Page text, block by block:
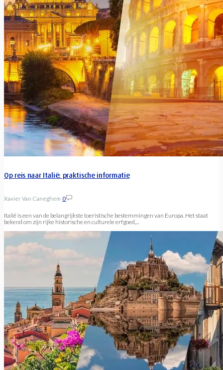
Op reis naar Italië: praktische informatie
Xavier Van Caneghem 0
Italië is een van de belangrijkste toeristische bestemmingen van Europa. Het staat
bekend om zijn rijke historische en culturele erfgoed,...